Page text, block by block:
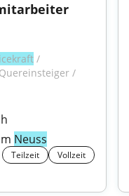
/
/
Neuss
Teilzeit Vollzeit